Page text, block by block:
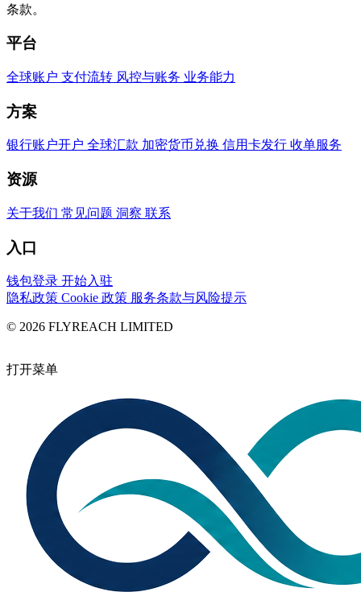
条款。
平台
全球账户 支付流转 风控与账务 业务能力
方案
银行账户开户 全球汇款 加密货币兑换 信用卡发行 收单服务
资源
关于我们 常见问题 洞察 联系
入口
钱包登录 开始入驻
隐私政策 Cookie 政策 服务条款与风险提示
© 2026 FLYREACH LIMITED
打开菜单